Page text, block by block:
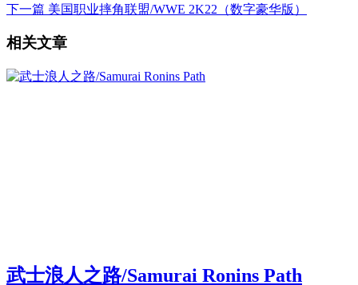
下一篇 美国职业摔角联盟/WWE 2K22（数字豪华版）
相关文章
武士浪人之路/Samurai Ronins Path